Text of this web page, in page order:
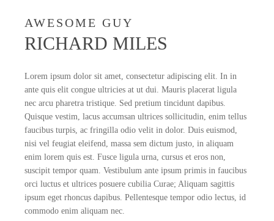
AWESOME GUY
RICHARD MILES
Lorem ipsum dolor sit amet, consectetur adipiscing elit. In in
ante quis elit congue ultricies at ut dui. Mauris placerat ligula
nec arcu pharetra tristique. Sed pretium tincidunt dapibus.
Quisque vestim, lacus accumsan ultrices sollicitudin, enim tellus
faucibus turpis, ac fringilla odio velit in dolor. Duis euismod,
nisi vel feugiat eleifend, massa sem dictum justo, in aliquam
enim lorem quis est. Fusce ligula urna, cursus et eros non,
suscipit tempor quam. Vestibulum ante ipsum primis in faucibus
orci luctus et ultrices posuere cubilia Curae; Aliquam sagittis
ipsum eget rhoncus dapibus. Pellentesque tempor odio lectus, id
commodo enim aliquam nec.